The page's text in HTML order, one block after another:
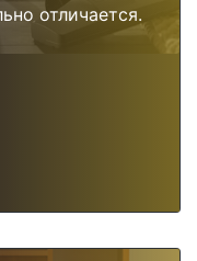
отличается.